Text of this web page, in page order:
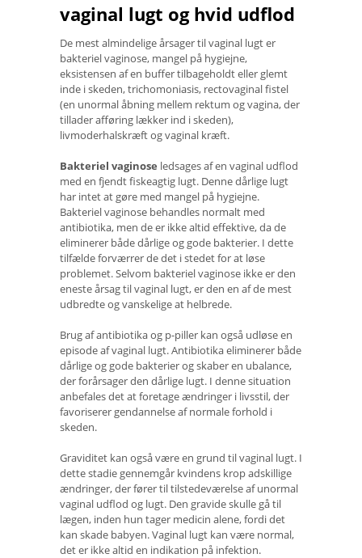
vaginal lugt og hvid udflod
De mest almindelige årsager til vaginal lugt er
bakteriel vaginose, mangel på hygiejne,
eksistensen af ​​en buffer tilbageholdt eller glemt
inde i skeden, trichomoniasis, rectovaginal fistel
(en unormal åbning mellem rektum og vagina, der
tillader afføring lækker ind i skeden),
livmoderhalskræft og vaginal kræft.
Bakteriel vaginose ledsages af en vaginal udflod
med en fjendt fiskeagtig lugt. Denne dårlige lugt
har intet at gøre med mangel på hygiejne.
Bakteriel vaginose behandles normalt med
antibiotika, men de er ikke altid effektive, da de
eliminerer både dårlige og gode bakterier. I dette
tilfælde forværrer de det i stedet for at løse
problemet. Selvom bakteriel vaginose ikke er den
eneste årsag til vaginal lugt, er den en af ​​de mest
udbredte og vanskelige at helbrede.
Brug af antibiotika og p-piller kan også udløse en
episode af vaginal lugt. Antibiotika eliminerer både
dårlige og gode bakterier og skaber en ubalance,
der forårsager den dårlige lugt. I denne situation
anbefales det at foretage ændringer i livsstil, der
favoriserer gendannelse af normale forhold i
skeden.
Graviditet kan også være en grund til vaginal lugt. I
dette stadie gennemgår kvindens krop adskillige
ændringer, der fører til tilstedeværelse af unormal
vaginal udflod og lugt. Den gravide skulle gå til
lægen, inden hun tager medicin alene, fordi det
kan skade babyen. Vaginal lugt kan være normal,
det er ikke altid en indikation på infektion.